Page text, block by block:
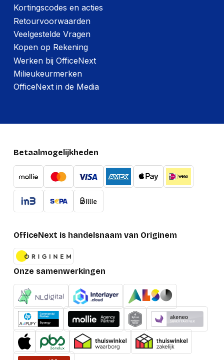
Kortingscodes en acties
Retourvoorwaarden
Veelgestelde Vragen
Kopen op Rekening
Werken bij OfficeNext
Milieukeurmerken
OfficeNext in de Media
Betaalmogelijkheden
OfficeNext is handelsnaam van Originem
Onze samenwerkingen